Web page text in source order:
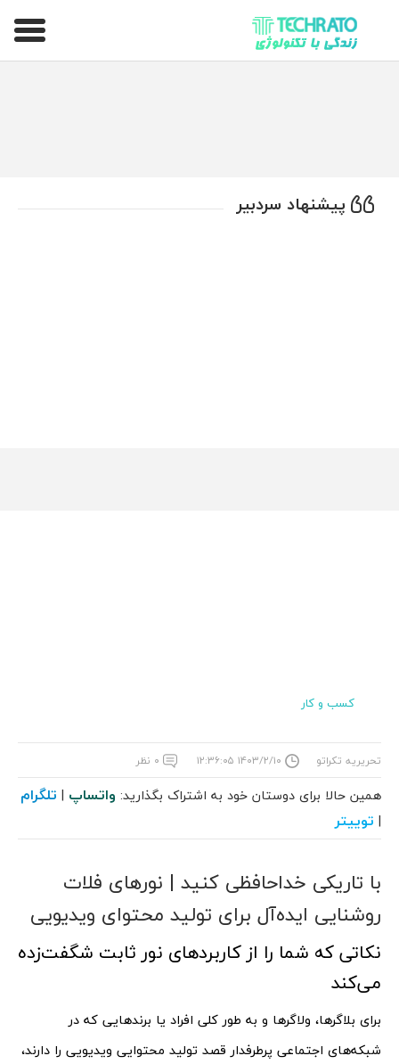
تکراتو – زندگی با تکنولوژی
پیشنهاد سردبیر
کسب و کار
تحریریه تکراتو ۱۴۰۳/۲/۱۰ ۱۲:۳۶:۰۵ ۰ نظر
همین حالا برای دوستان خود به اشتراک بگذارید: واتساپ | تلگرام
| توییتر
با تاریکی خداحافظی کنید | نورهای فلات
روشنایی ایده‌آل برای تولید محتوای ویدیویی
نکاتی که شما را از کاربردهای نور ثابت شگفت‌زده
می‌کند
برای بلاگرها، ولاگرها و به طور کلی افراد یا برندهایی که در
شبکه‌های اجتماعی پرطرفدار قصد تولید محتوایی ویدیویی را دارند،